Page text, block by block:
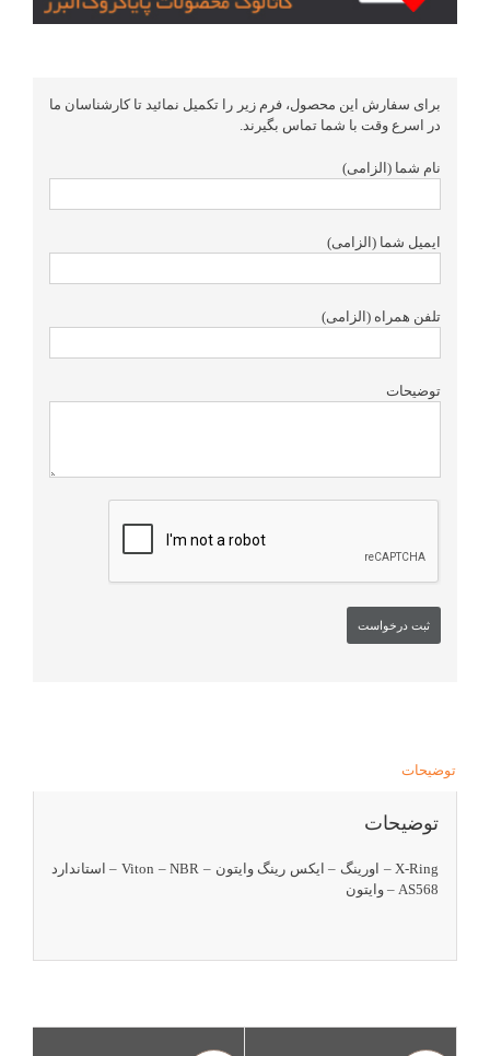
برای سفارش این محصول، فرم زیر را تکمیل نمائید تا کارشناسان ما
در اسرع وقت با شما تماس بگیرند.
نام شما (الزامی)
ایمیل شما (الزامی)
تلفن همراه (الزامی)
توضیحات
توضیحات
توضیحات
X-Ring – اورینگ – ایکس رینگ وایتون – Viton – NBR – استاندارد
AS568 – وایتون